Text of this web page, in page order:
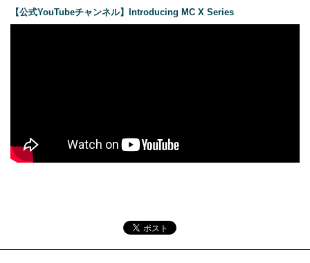
【公式YouTubeチャンネル】Introducing MC X Series